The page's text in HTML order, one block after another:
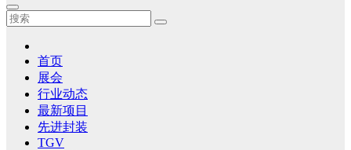
首页
展会
行业动态
最新项目
先进封装
TGV